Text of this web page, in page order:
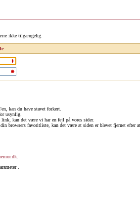
ikke tilgængelig.
kan du have stavet forkert.
usynlig.
kan det være vi har en fejl på vores sider.
browsers favoritliste, kan det være at siden er blevet fjernet efter
.